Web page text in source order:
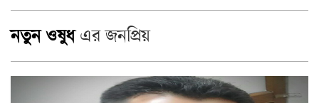
নতুন ওষুধএর জনপ্রিয়